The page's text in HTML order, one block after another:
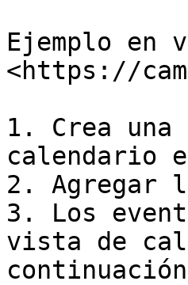
Ejemplo en
<https://
1. Crea
calendario
2. Agregar
3. Los
vista de